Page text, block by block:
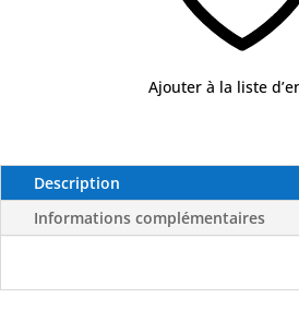
Ajouter à la liste
Description
Informations complémentaires